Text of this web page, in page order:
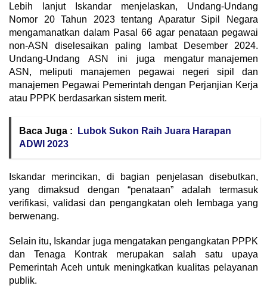
Lebih lanjut Iskandar menjelaskan, Undang-Undang
Nomor 20 Tahun 2023 tentang Aparatur Sipil Negara
mengamanatkan dalam Pasal 66 agar penataan pegawai
non-ASN diselesaikan paling lambat Desember 2024.
Undang-Undang ASN ini juga mengatur manajemen
ASN, meliputi manajemen pegawai negeri sipil dan
manajemen Pegawai Pemerintah dengan Perjanjian Kerja
atau PPPK berdasarkan sistem merit.
Baca Juga :
Lubok Sukon Raih Juara Harapan
ADWI 2023
Iskandar merincikan, di bagian penjelasan disebutkan,
yang dimaksud dengan “penataan” adalah termasuk
verifikasi, validasi dan pengangkatan oleh lembaga yang
berwenang.
Selain itu, Iskandar juga mengatakan pengangkatan PPPK
dan Tenaga Kontrak merupakan salah satu upaya
Pemerintah Aceh untuk meningkatkan kualitas pelayanan
publik.